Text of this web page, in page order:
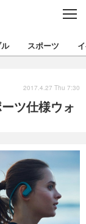
C
E
衣類
クナンバー
インプレ
国内
写真
スポーツ
文化
出版／映画
ッション
政治
ル スポーツ
ツ仕様ウォ
2017.4.27 Thu 7:30